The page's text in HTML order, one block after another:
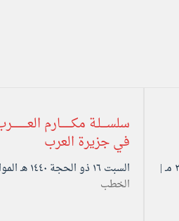
في جزيرة العرب
السبت ۱٦ ذو الحجة ۱٤٤۰ هـ الموافق ۱۷ أغسطس ۲۰۱۹ مـ |
الخطب